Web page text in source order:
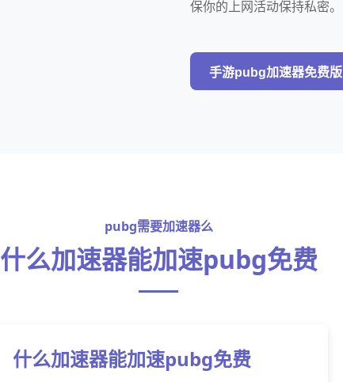
保你的上网活动保持私密。
手游pubg加速器免费版
pubg需要加速器么
什么加速器能加速pubg免费
什么加速器能加速pubg免费